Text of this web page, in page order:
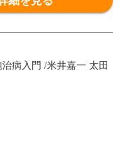
病入門 /米井嘉一 太田